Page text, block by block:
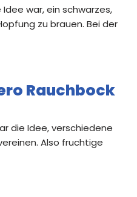
Idee war, ein schwarzes,
zu brauen. Bei der
Rauchbock
die Idee, verschiedene
Also fruchtige